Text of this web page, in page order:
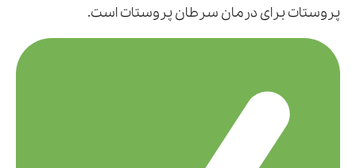
پروستات برای درمان سرطان پروستات است.